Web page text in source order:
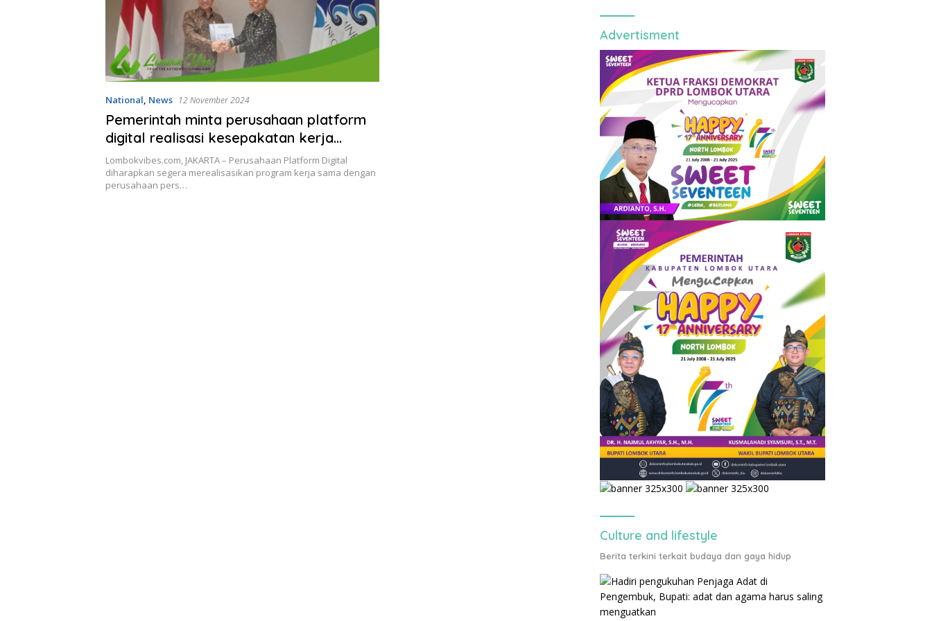
National, News 12 November 2024
Pemerintah minta perusahaan platform
digital realisasi kesepakatan kerja
dengan media
Lombokvibes.com, JAKARTA – Perusahaan Platform Digital
diharapkan segera merealisasikan program kerja sama dengan
perusahaan pers…
Advertisment
Culture and lifestyle
Berita terkini terkait budaya dan gaya hidup